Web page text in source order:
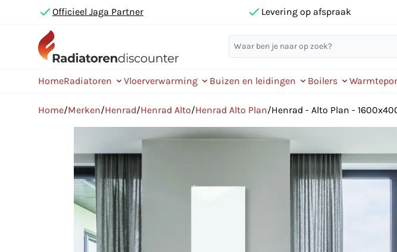
Officieel Jaga Partner Levering op afspraak
HomeRadiatoren Vloerverwarming Buizen en leidingen Boilers
Home/Merken/Henrad/Henrad Alto/Henrad Alto Plan/Henrad - Alto Plan -